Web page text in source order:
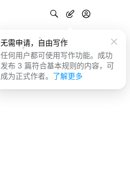
无需申请，自由写作
任何用户都可使用写作功能。成功
发布 3 篇符合基本规则的内容，可
成为正式作者。 了解更多